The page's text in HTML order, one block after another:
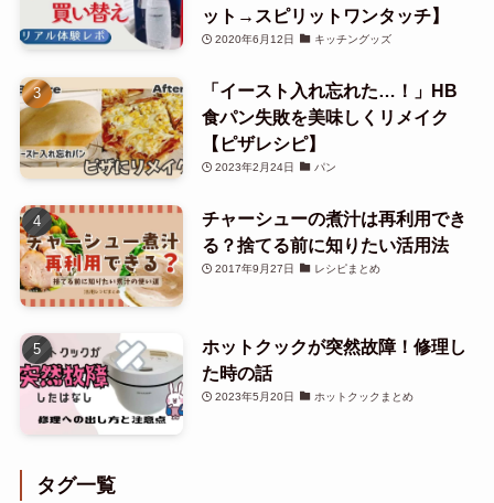
ット→スピリットワンタッチ】
2020年6月12日 キッチングッズ
「イースト入れ忘れた…！」HB
食パン失敗を美味しくリメイク
【ピザレシピ】
2023年2月24日 パン
チャーシューの煮汁は再利用でき
る？捨てる前に知りたい活用法
2017年9月27日 レシピまとめ
ホットクックが突然故障！修理し
た時の話
2023年5月20日 ホットクックまとめ
タグ一覧